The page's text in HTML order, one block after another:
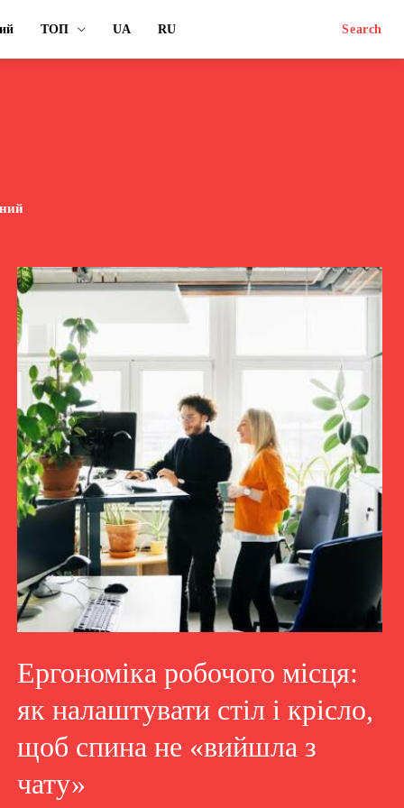
ТОП UA RU Search
Ергономіка робочого місця:
як налаштувати стіл і крісло,
щоб спина не «вийшла з
чату»